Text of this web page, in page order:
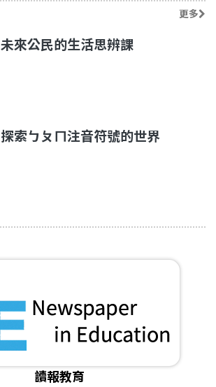
更多
未來公民的生活思辨課
探索ㄅㄆㄇ注音符號的世界
讀報教育